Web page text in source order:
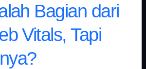
Bagian dari
Vitals, Tapi